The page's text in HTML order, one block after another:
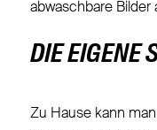
abwaschbare Bilder
DIE EIGENE
Zu Hause kann